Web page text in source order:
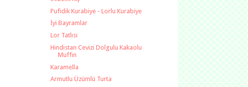
Pufidik Kurabiye - Lorlu Kurabiye
İyi Bayramlar
Lor Tatlısı
Hindistan Cevizi Dolgulu Kakaolu
Muffin
Karamella
Armutlu Üzümlü Turta